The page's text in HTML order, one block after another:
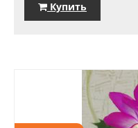
Купить